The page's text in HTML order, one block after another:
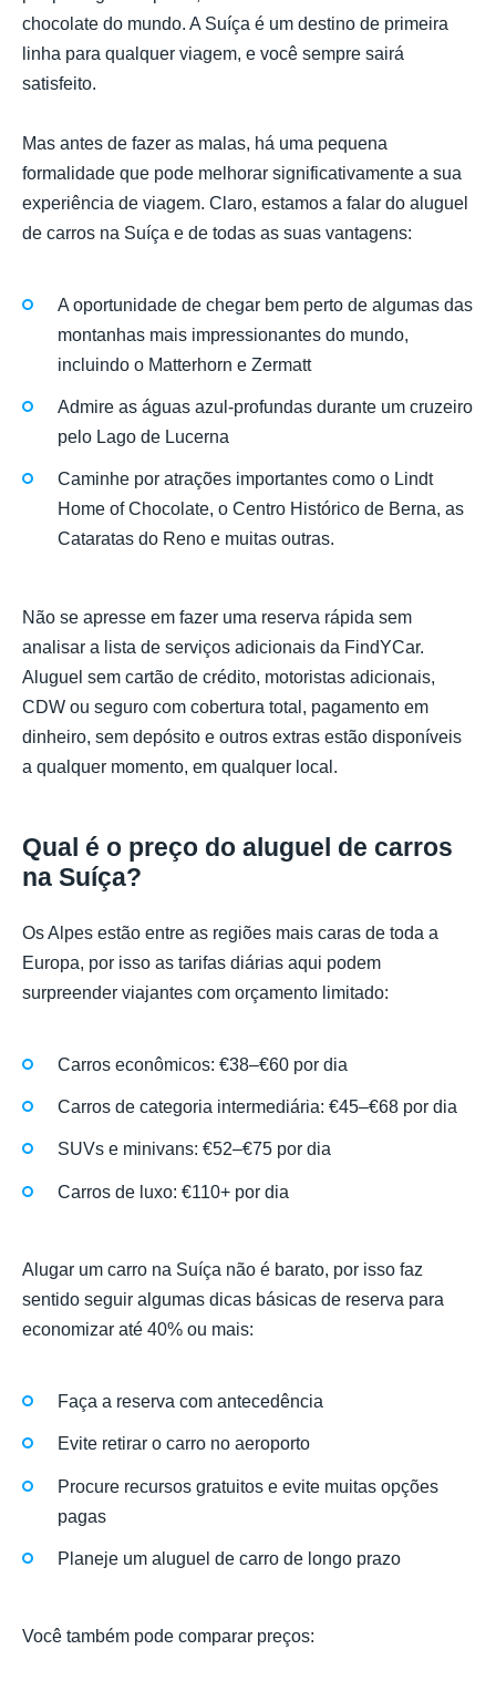
chocolate do mundo. A Suíça é um destino de primeira
linha para qualquer viagem, e você sempre sairá
satisfeito.
Mas antes de fazer as malas, há uma pequena
formalidade que pode melhorar significativamente a sua
experiência de viagem. Claro, estamos a falar do aluguel
de carros na Suíça e de todas as suas vantagens:
A oportunidade de chegar bem perto de algumas das
montanhas mais impressionantes do mundo,
incluindo o Matterhorn e Zermatt
Admire as águas azul-profundas durante um cruzeiro
pelo Lago de Lucerna
Caminhe por atrações importantes como o Lindt
Home of Chocolate, o Centro Histórico de Berna, as
Cataratas do Reno e muitas outras.
Não se apresse em fazer uma reserva rápida sem
analisar a lista de serviços adicionais da FindYCar.
Aluguel sem cartão de crédito, motoristas adicionais,
CDW ou seguro com cobertura total, pagamento em
dinheiro, sem depósito e outros extras estão disponíveis
a qualquer momento, em qualquer local.
Qual é o preço do aluguel de carros
na Suíça?
Os Alpes estão entre as regiões mais caras de toda a
Europa, por isso as tarifas diárias aqui podem
surpreender viajantes com orçamento limitado:
Carros econômicos: €38–€60 por dia
Carros de categoria intermediária: €45–€68 por dia
SUVs e minivans: €52–€75 por dia
Carros de luxo: €110+ por dia
Alugar um carro na Suíça não é barato, por isso faz
sentido seguir algumas dicas básicas de reserva para
economizar até 40% ou mais:
Faça a reserva com antecedência
Evite retirar o carro no aeroporto
Procure recursos gratuitos e evite muitas opções
pagas
Planeje um aluguel de carro de longo prazo
Você também pode comparar preços: